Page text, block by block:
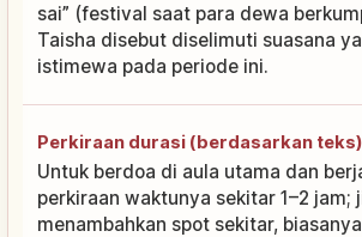
sai” (festival saat para dewa
Taisha disebut diselimuti suasana
istimewa pada periode ini.
Perkiraan durasi (berdasarkan teks)
Untuk berdoa di aula utama dan
perkiraan waktunya sekitar 1–2 jam;
menambahkan spot sekitar,